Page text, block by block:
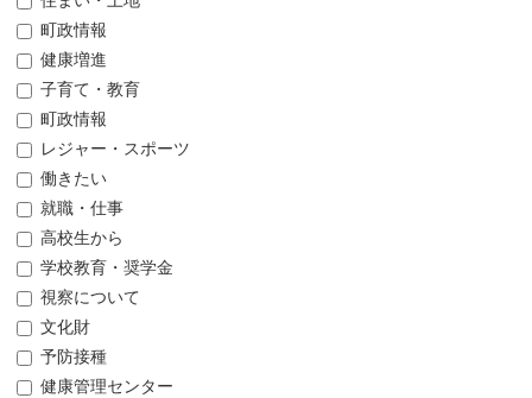
町政情報
健康増進
子育て・教育
町政情報
レジャー・スポーツ
働きたい
就職・仕事
高校生から
学校教育・奨学金
視察について
文化財
予防接種
健康管理センター